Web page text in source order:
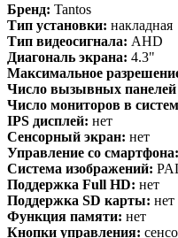
Бренд: Tantos
Тип установки: накладная
Тип видеосигнала: AHD
Диагональ экрана: 4.3"
Максимальное
Число вызывных панелей
Число мониторов в
IPS дисплей: нет
Сенсорный экран: нет
Управление со смартфона:
Система изображений:
Поддержка Full HD: нет
Поддержка SD карты: нет
Функция памяти: нет
Кнопки управления: